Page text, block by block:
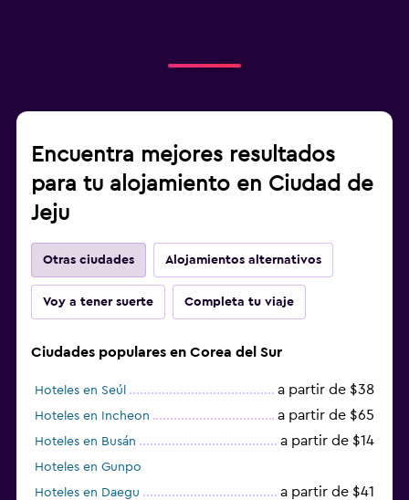
Encuentra mejores resultados
para tu alojamiento en Ciudad de
Jeju
Otras ciudades Alojamientos alternativos
Voy a tener suerte Completa tu viaje
Ciudades populares en Corea del Sur
Hoteles en Seúl a partir de $38
Hoteles en Incheon a partir de $65
Hoteles en Busán a partir de $14
Hoteles en Gunpo
Hoteles en Daegu
a partir de $41